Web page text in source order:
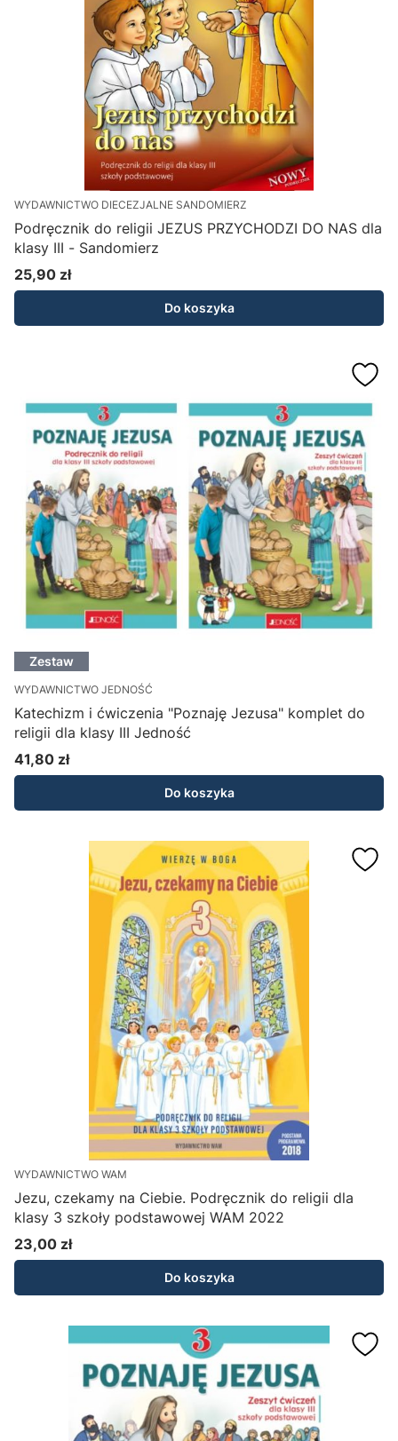
WYDAWNICTWO DIECEZJALNE SANDOMIERZ
Podręcznik do religii JEZUS PRZYCHODZI DO NAS dla
klasy III - Sandomierz
Cena
25,90 zł
Do koszyka
Zestaw
WYDAWNICTWO JEDNOŚĆ
Katechizm i ćwiczenia "Poznaję Jezusa" komplet do
religii dla klasy III Jedność
Cena
41,80 zł
Do koszyka
WYDAWNICTWO WAM
Jezu, czekamy na Ciebie. Podręcznik do religii dla
klasy 3 szkoły podstawowej WAM 2022
Cena
23,00 zł
Do koszyka